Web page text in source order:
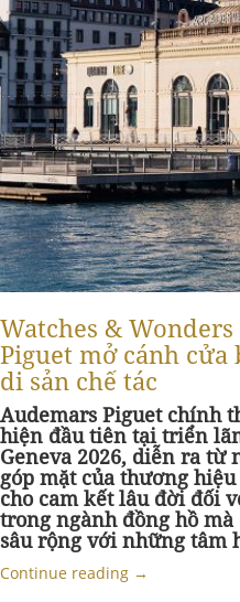
Watches &
Piguet mở cánh
di sản chế tác
Audemars Piguet chính
hiện đầu tiên tại triển
Geneva 2026, diễn ra từ
góp mặt của thương
cho cam kết lâu đời đối
trong ngành đồng hồ
sâu rộng với những tâm
Continue reading →